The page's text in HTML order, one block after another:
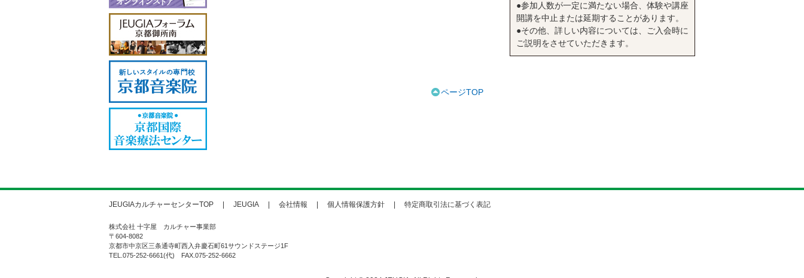
●参加人数が一定に満たない場合、体験や講座
開講を中止または延期することがあります。
●その他、詳しい内容については、ご入会時に
ご説明をさせていただきます。
ページTOP
JEUGIAカルチャーセンターTOP JEUGIA 会社情報 個人情報保護方針 特定商取引法に基づく表記
株式会社 十字屋 カルチャー事業部
〒604-8082
京都市中京区三条通寺町西入弁慶石町61サウンドステージ1F
TEL.075-252-6661(代) FAX.075-252-6662